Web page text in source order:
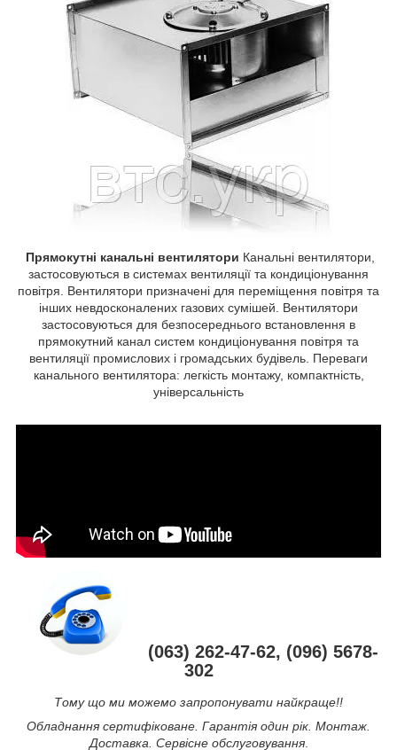
Прямокутні канальні вентилятори Канальні вентилятори,
застосовуються в системах вентиляції та кондиціонування
повітря. Вентилятори призначені для переміщення повітря та
інших невдосконалених газових сумішей. Вентилятори
застосовуються для безпосереднього встановлення в
прямокутний канал систем кондиціонування повітря та
вентиляції промислових і громадських будівель. Переваги
канального вентилятора: легкість монтажу, компактність,
універсальність
(063) 262-47-62, (096) 5678-
302
Тому що ми можемо запропонувати найкраще!!
Обладнання сертифіковане. Гарантія один рік. Монтаж.
Доставка. Сервісне обслуговування.